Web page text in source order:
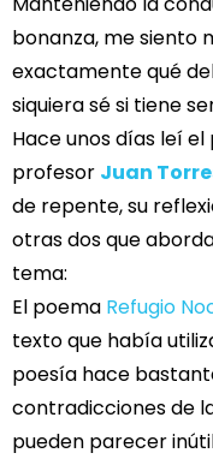
bonanza, me siento
exactamente qué
siquiera sé si tiene
Hace unos días leí el
profesor Juan
de repente, su
otras dos que
tema:
El poema Refugio
texto que había
poesía hace
contradicciones de
pueden parecer